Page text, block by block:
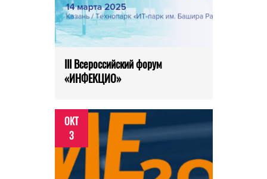
III Всероссийский форум
«ИНФЕКЦИО»
ОКТ
3